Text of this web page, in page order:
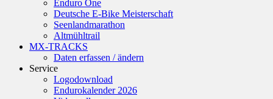
Enduro One
Deutsche E-Bike Meisterschaft
Seenlandmarathon
Altmühltrail
MX-TRACKS
Daten erfassen / ändern
Service
Logodownload
Endurokalender 2026